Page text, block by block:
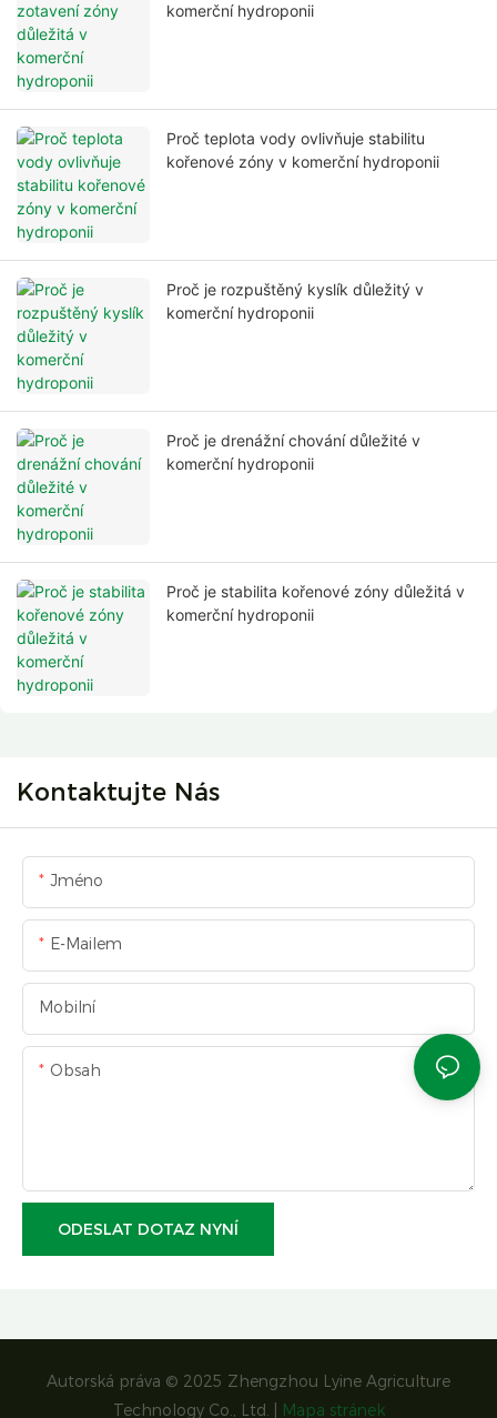
komerční hydroponii
Proč teplota vody ovlivňuje stabilitu
kořenové zóny v komerční hydroponii
Proč je rozpuštěný kyslík důležitý v
komerční hydroponii
Proč je drenážní chování důležité v
komerční hydroponii
Proč je stabilita kořenové zóny důležitá v
komerční hydroponii
Kontaktujte Nás
Jméno
E-Mailem
Mobilní
Obsah
ODESLAT DOTAZ NYNÍ
Autorská práva © 2025 Zhengzhou Lyine Agriculture
Technology Co., Ltd. |
Mapa stránek